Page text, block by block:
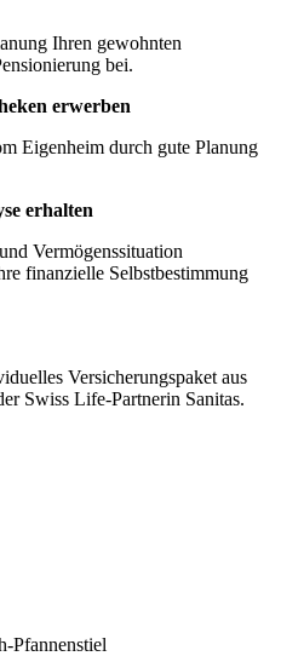
Ihren gewohnten
bei.
erwerben
Eigenheim durch gute Planung
erhalten
Vermögenssituation
finanzielle Selbstbestimmung
Versicherungspaket aus
Swiss Life-Partnerin Sanitas.
Pfannenstiel